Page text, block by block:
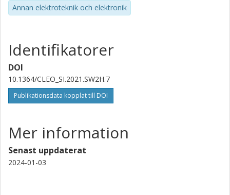
Annan elektroteknik och elektronik
Identifikatorer
DOI
10.1364/CLEO_SI.2021.SW2H.7
Publikationsdata kopplat till DOI
Mer information
Senast uppdaterat
2024-01-03